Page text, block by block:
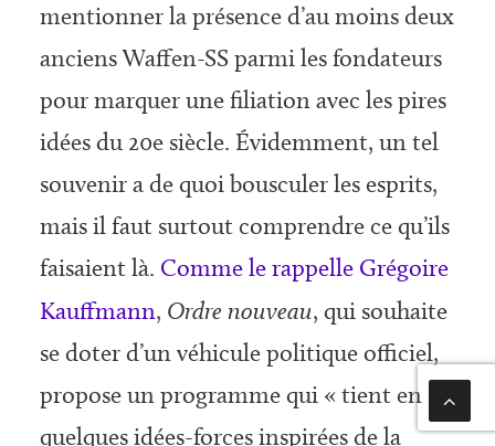
mentionner la présence d’au moins deux
anciens Waffen-SS parmi les fondateurs
pour marquer une filiation avec les pires
idées du 20e siècle. Évidemment, un tel
souvenir a de quoi bousculer les esprits,
mais il faut surtout comprendre ce qu’ils
faisaient là. Comme le rappelle Grégoire
Kauffmann, Ordre nouveau, qui souhaite
se doter d’un véhicule politique officiel,
propose un programme qui « tient en
quelques idées-forces inspirées de la